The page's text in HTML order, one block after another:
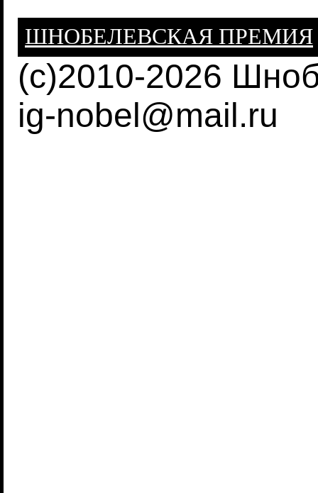
ШНОБЕЛЕВСКАЯ ПРЕМИЯ
(c)2010-2026
ig-nobel@mail.ru